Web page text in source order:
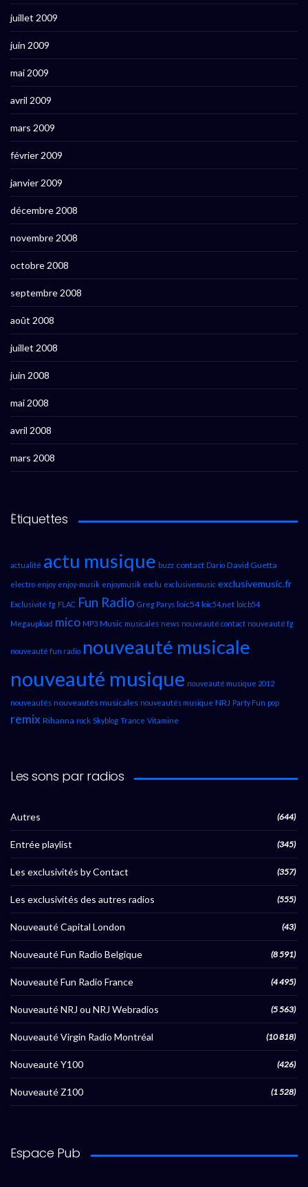
juillet 2009
juin 2009
mai 2009
avril 2009
mars 2009
février 2009
janvier 2009
décembre 2008
novembre 2008
octobre 2008
septembre 2008
août 2008
juillet 2008
juin 2008
mai 2008
avril 2008
mars 2008
Étiquettes
actualité actu musique buzz contact Dario David Guetta
electro enjoy enjoy-musik enjoymusik exclu exclusivemusic exclusivemusic.fr
Exclusivité fg FLAC Fun Radio Greg Parys loic54 loic54.net loicb54
Megaupload mico MP3 Music musicales news nouveauté contact nouveauté fg
nouveauté fun radio nouveauté musicale
nouveauté musique nouveauté musique 2012
nouveautés nouveautés musicales nouveautés musique NRJ Party Fun pop
remix Rihanna rock Skyblog Trance Vitamine
Les sons par radios
Autres (644)
Entrée playlist (345)
Les exclusivités by Contact (357)
Les exclusivités des autres radios (555)
Nouveauté Capital London (43)
Nouveauté Fun Radio Belgique (8 591)
Nouveauté Fun Radio France (4 495)
Nouveauté NRJ ou NRJ Webradios (5 563)
Nouveauté Virgin Radio Montréal (10 818)
Nouveauté Y100 (426)
Nouveauté Z100 (1 528)
Espace Pub